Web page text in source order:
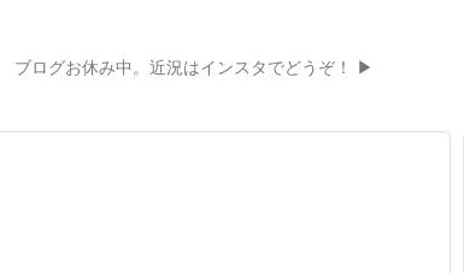
ブログお休み中。近況はインスタでどうぞ！ ▶